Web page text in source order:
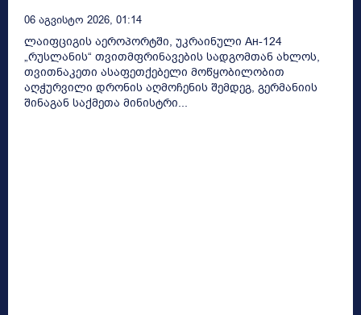
06 Აგვისტო 2026, 01:14
ლაიფციგის აეროპორტში, უკრაინული Ан-124
„რუსლანის“ თვითმფრინავების სადგომთან ახლოს,
თვითნაკეთი ასაფეთქებელი მოწყობილობით
აღჭურვილი დრონის აღმოჩენის შემდეგ, გერმანიის
შინაგან საქმეთა მინისტრი...